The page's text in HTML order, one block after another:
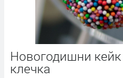
Новогодишни
клечка